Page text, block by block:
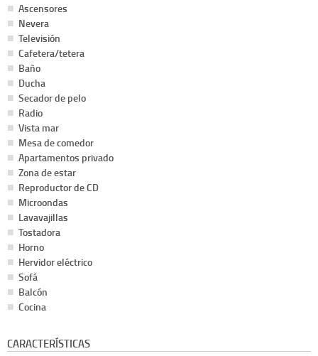
Ascensores
Nevera
Televisión
Cafetera/tetera
Baño
Ducha
Secador de pelo
Radio
Vista mar
Mesa de comedor
Apartamentos privado
Zona de estar
Reproductor de CD
Microondas
Lavavajillas
Tostadora
Horno
Hervidor eléctrico
Sofá
Balcón
Cocina
CARACTERÍSTICAS